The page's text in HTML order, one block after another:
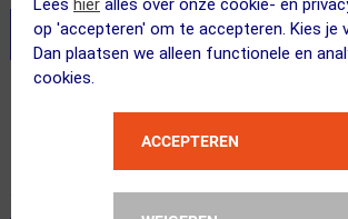
Lees hier alles over onze cookie- en
op 'accepteren' om te accepteren. Kies je
Dan plaatsen we alleen functionele en
cookies.
ACCEPTEREN
Stel je productvragen aan onze AI assistent
365 dagen retourrecht